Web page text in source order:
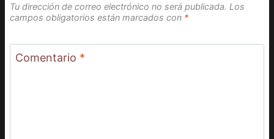
Tu dirección de correo electrónico no será publicada. Los
campos obligatorios están marcados con *
Comentario *